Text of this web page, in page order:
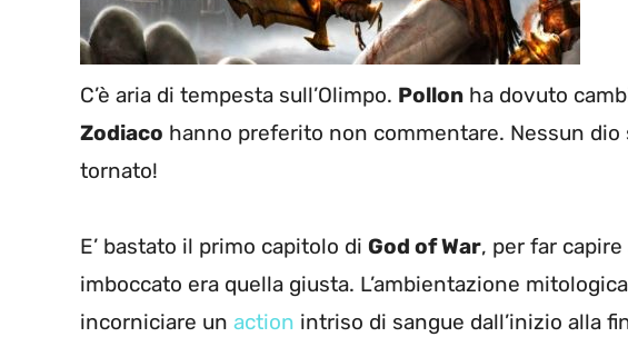
C’è aria di tempesta sull’Olimpo. Pollon ha dovuto
Zodiaco hanno preferito non commentare. Nessun dio
tornato!
E’ bastato il primo capitolo di God of War, per far capire
imboccato era quella giusta. L’ambientazione
incorniciare un action intriso di sangue dall’inizio alla